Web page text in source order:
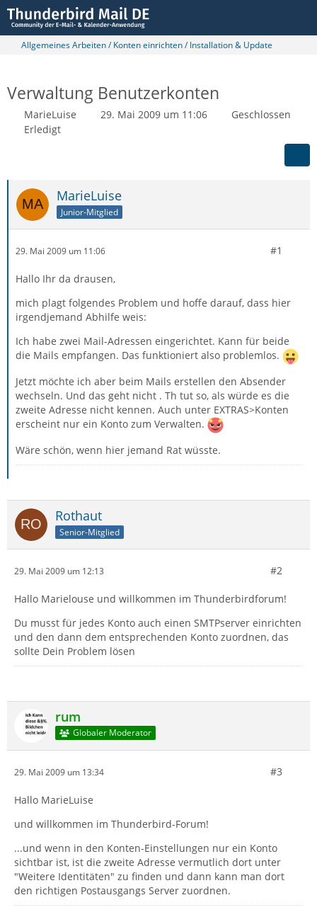
Allgemeines Arbeiten / Konten einrichten / Installation & Update
Verwaltung Benutzerkonten
MarieLuise 29. Mai 2009 um 11:06
Geschlossen
Erledigt
MarieLuise
Junior-Mitglied
29. Mai 2009 um 11:06 #1
Hallo Ihr da drausen,
mich plagt folgendes Problem und hoffe darauf, dass hier
irgendjemand Abhilfe weis:
Ich habe zwei Mail-Adressen eingerichtet. Kann für beide
die Mails empfangen. Das funktioniert also problemlos.
Jetzt möchte ich aber beim Mails erstellen den Absender
wechseln. Und das geht nicht . Th tut so, als würde es die
zweite Adresse nicht kennen. Auch unter EXTRAS>Konten
erscheint nur ein Konto zum Verwalten.
Wäre schön, wenn hier jemand Rat wüsste.
Rothaut
Senior-Mitglied
29. Mai 2009 um 12:13 #2
Hallo Marielouse und willkommen im Thunderbirdforum!
Du musst für jedes Konto auch einen SMTPserver einrichten
und den dann dem entsprechenden Konto zuordnen, das
sollte Dein Problem lösen
rum
Globaler Moderator
29. Mai 2009 um 13:34 #3
Hallo MarieLuise
und willkommen im Thunderbird-Forum!
...und wenn in den Konten-Einstellungen nur ein Konto
sichtbar ist, ist die zweite Adresse vermutlich dort unter
"Weitere Identitäten" zu finden und dann kann man dort
den richtigen Postausgangs Server zuordnen.